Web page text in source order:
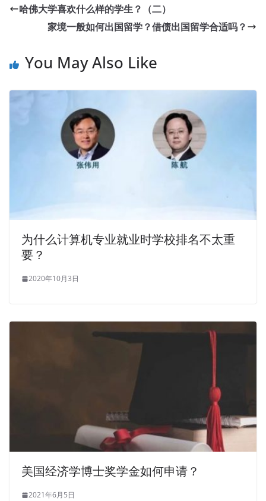
哈佛大学喜欢什么样的学生？（二）
家境一般如何出国留学？借债出国留学合适吗？
You May Also Like
为什么计算机专业就业时学校排名不太重
要？
2020年10月3日
美国经济学博士奖学金如何申请？
2021年6月5日